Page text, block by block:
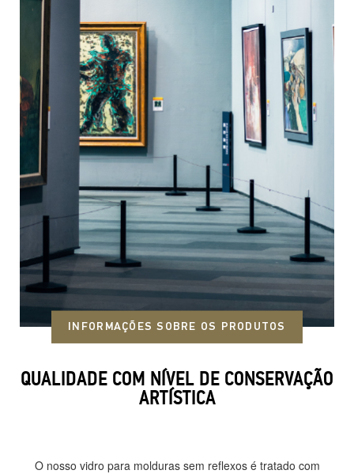
INFORMAÇÕES SOBRE OS PRODUTOS
QUALIDADE COM NÍVEL DE CONSERVAÇÃO
ARTÍSTICA
O nosso vidro para molduras sem reflexos é tratado com